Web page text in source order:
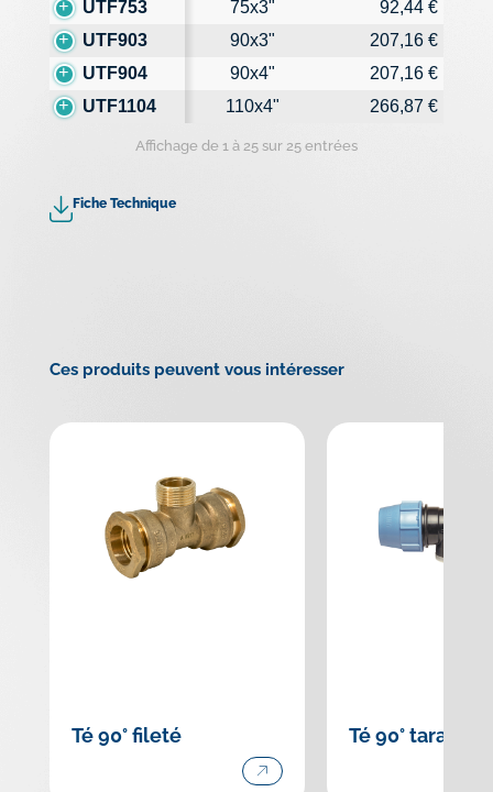
UTF753 75x3"
92,44 €
UTF903
90x3"
207,16 €
UTF904
90x4"
207,16 €
UTF1104
110x4" 266,87 €
Affichage de 1 à 25 sur 25 entrées
Fiche Technique
Ces produits peuvent vous intéresser
Té 90° fileté Té 90° taraudé